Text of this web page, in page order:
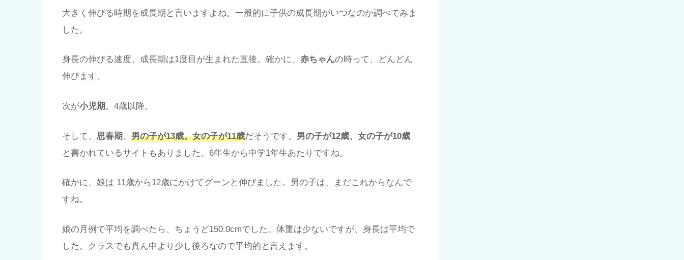
大きく伸びる時期を成長期と言いますよね。一般的に子供の成長期がいつなのか調べてみま
した。
身長の伸びる速度、成長期は1度目が生まれた直後。確かに、 赤ちゃんの時って、どんどん
伸びます。
次が小児期。4歳以降。
そして、 思春期 。 男の子が13歳。女の子が11歳だそうです。 男の子が12歳、女の子が10歳
と書かれているサイトもありました。6年生から中学1年生あたりですね。
確かに、娘は 11歳から12歳にかけてグーンと伸びました。男の子は、まだこれからなんで
すね。
娘の月例で平均を調べたら、ちょうど150.0cmでした。体重は少ないですが、身長は平均で
した。クラスでも真ん中より少し後ろなので平均的と言えます。